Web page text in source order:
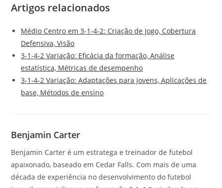
Artigos relacionados
Médio Centro em 3-1-4-2: Criação de Jogo, Cobertura
Defensiva, Visão
3-1-4-2 Variação: Eficácia da formação, Análise
estatística, Métricas de desempenho
3-1-4-2 Variação: Adaptações para jovens, Aplicações de
base, Métodos de ensino
Benjamin Carter
Benjamin Carter é um estratega e treinador de futebol
apaixonado, baseado em Cedar Falls. Com mais de uma
década de experiência no desenvolvimento do futebol